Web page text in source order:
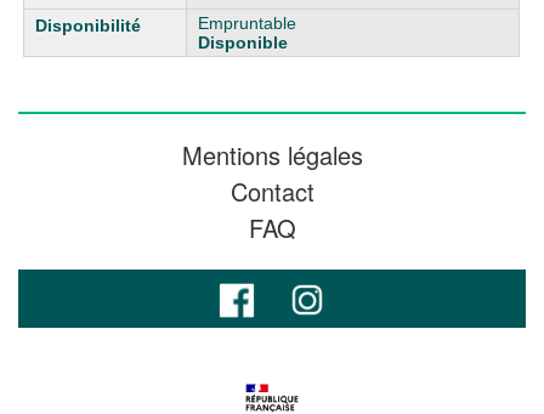
Empruntable
Disponible
Mentions légales
Contact
FAQ